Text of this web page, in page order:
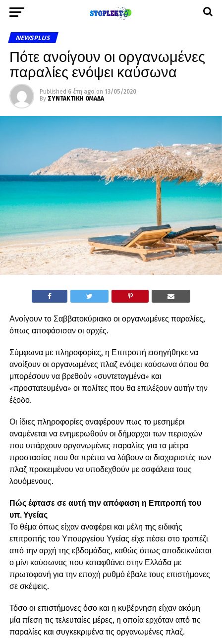
NEWSPLUS
Πότε ανοίγουν οι οργανωμένες
παραλίες ενόψει καύσωνα
Published 6 έτη ago on 13/05/2020
By ΣΥΝΤΑΚΤΙΚΗ ΟΜΑΔΑ
Ανοίγουν το Σαββατοκύριακο οι οργανωμένες παραλίες,
όπως αποφάσισαν οι αρχές.
Σύμφωνα με πληροφορίες, η Επιτροπή εισηγήθηκε να
ανοίξουν οι οργανωμένες πλαζ ενόψει καύσωνα όπου θα
μπορέσουν να βρεθούν «συντεταγμένα» και
«προστατευμένα» οι πολίτες που θα επιλέξουν αυτήν την
έξοδο.
Οι ίδιες πληροφορίες αναφέρουν πως το μεσημέρι
αναμένεται να ενημερωθούν οι δήμαρχοι των περιοχών
που υπάρχουν οργανωμένες παραλίες για τα μέτρα
προστασίας που θα πρέπει να λάβουν οι διαχειριστές των
πλαζ προκειμένου να υποδεχθούν με ασφάλεια τους
λουόμενους.
Πώς έφτασε σε αυτή την απόφαση η Επιτροπή του
υπ. Υγείας
Το θέμα όπως είχαν αναφέρει και μέλη της ειδικής
επιτροπής του Υπουργείου Υγείας είχε πέσει στο τραπέζι
από την αρχή της εβδομάδας, καθώς όπως αποδεικνύεται
ο μίνι καύσωνας που καταφθάνει στην Ελλάδα με
πρωτοφανή για την εποχή ρυθμό έβαλε τους επιστήμονες
σε σκέψεις.
Τόσο οι επιστήμονες όσο και η κυβέρνηση είχαν ακόμη
μία πίεση τις τελευταίες μέρες, η οποία ερχόταν από τις
παραλίες και συγκεκριμένα τις οργανωμένες πλαζ.